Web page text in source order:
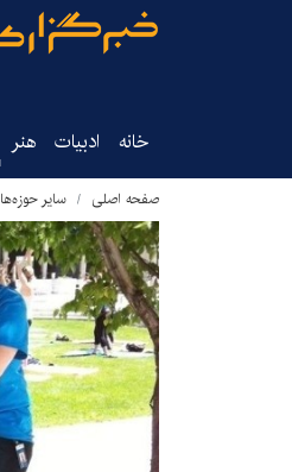
خانه ادبیات هنر
صفحه اصلی سایر حوزه‌ها